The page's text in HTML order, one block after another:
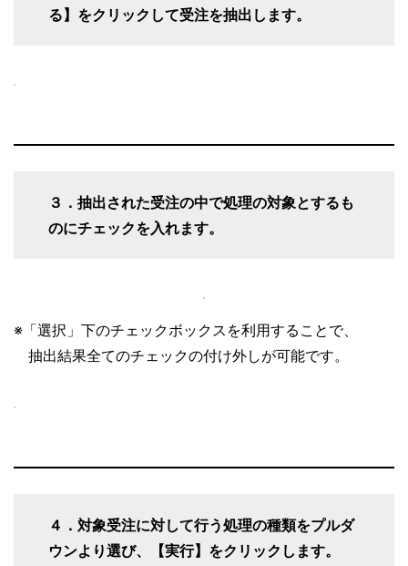
る】をクリックして受注を抽出します。
３．抽出された受注の中で処理の対象とするも
のにチェックを入れます。
※「選択」下のチェックボックスを利用することで、
抽出結果全てのチェックの付け外しが可能です。
４．対象受注に対して行う処理の種類をプルダ
ウンより選び、【実行】をクリックします。